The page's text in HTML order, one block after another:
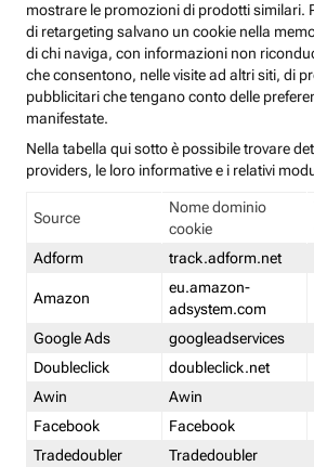
mostrare le promozioni di prodotti similari.
di retargeting salvano un cookie nella
di chi naviga, con informazioni non
che consentono, nelle visite ad altri siti, di
pubblicitari che tengano conto delle
manifestate.
Nella tabella qui sotto è possibile trovare
providers, le loro informative e i relativi
Source
Nome dominio
cookie
Adform track.adform.net
Amazon
eu.amazon-
adsystem.com
Google Ads googleadservices
Doubleclick
doubleclick.net
Awin
Awin
Facebook
Facebook
Tradedoubler
Tradedoubler